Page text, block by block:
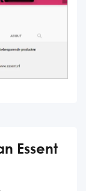
Essent